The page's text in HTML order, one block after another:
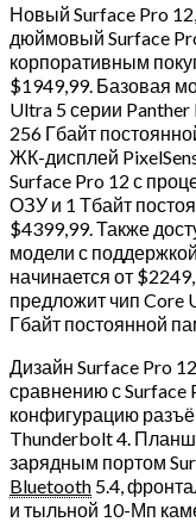
Новый Surface Pro
дюймовый Surface
корпоративным
$1949,99. Базовая
Ultra 5 серии
256 Гбайт
ЖК-дисплей
Surface Pro 12 с
ОЗУ и 1 Тбайт
$4399,99. Также
модели с
начинается от
предложит чип Core
Гбайт постоянной
Дизайн Surface Pro
сравнению с Surface
конфигурацию
Thunderbolt 4.
зарядным портом
Bluetooth 5.4,
и тыльной 10-Мп